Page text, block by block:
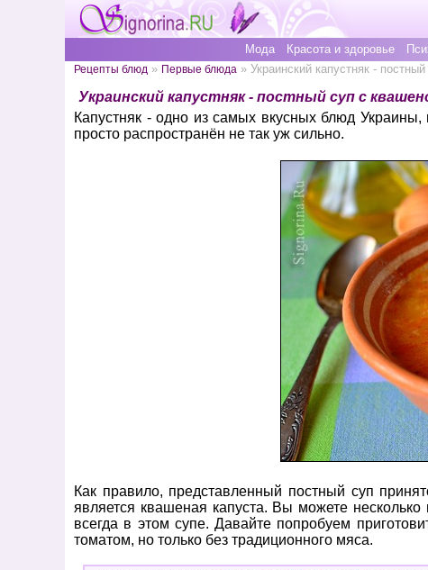
Мода Красота и здоровье
Рецепты блюд » Первые блюда » Украинский капустняк -
Украинский капустняк - постный суп с
Капустняк - одно из самых вкусных блюд
просто распространён не так уж сильно.
Как правило, представленный постный суп
является квашеная капуста. Вы можете
всегда в этом супе. Давайте попробуем
томатом, но только без традиционного мяса.